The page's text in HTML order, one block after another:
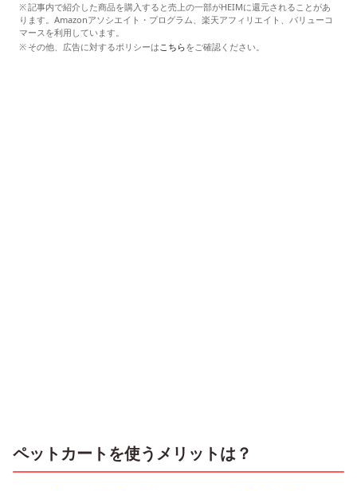
記事内で紹介した商品を購入すると売上の一部がHEIMに還元されることがあ
ります。Amazonアソシエイト・プログラム、楽天アフィリエイト、バリューコ
マースを利用しています。
その他、広告に対するポリシーはこちらをご確認ください。
ペットカートを使うメリットは？